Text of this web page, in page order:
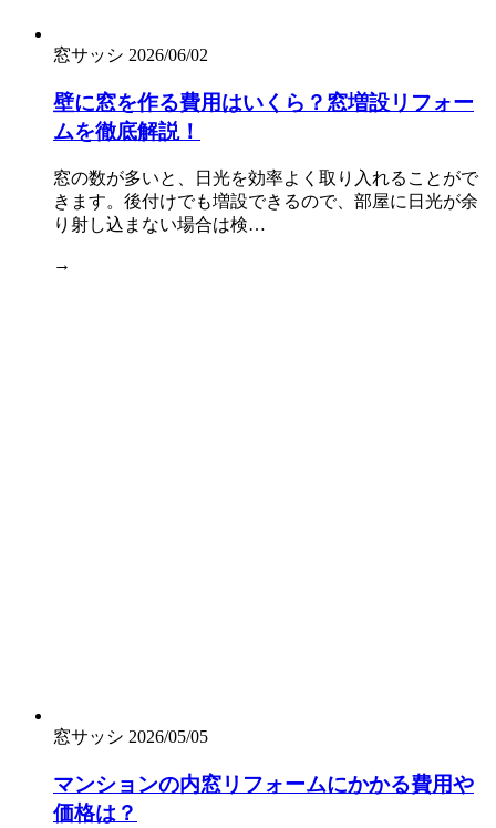
窓サッシ 2026/06/02
壁に窓を作る費用はいくら？窓増設リフォー
ムを徹底解説！
窓の数が多いと、日光を効率よく取り入れることがで
きます。後付けでも増設できるので、部屋に日光が余
り射し込まない場合は検…
→
窓サッシ 2026/05/05
マンションの内窓リフォームにかかる費用や
価格は？